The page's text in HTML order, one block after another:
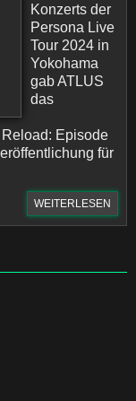
Konzerts der
Persona Live
Tour 2024 in
Yokohama
gab ATLUS
das
Episode
für
WEITERLESEN